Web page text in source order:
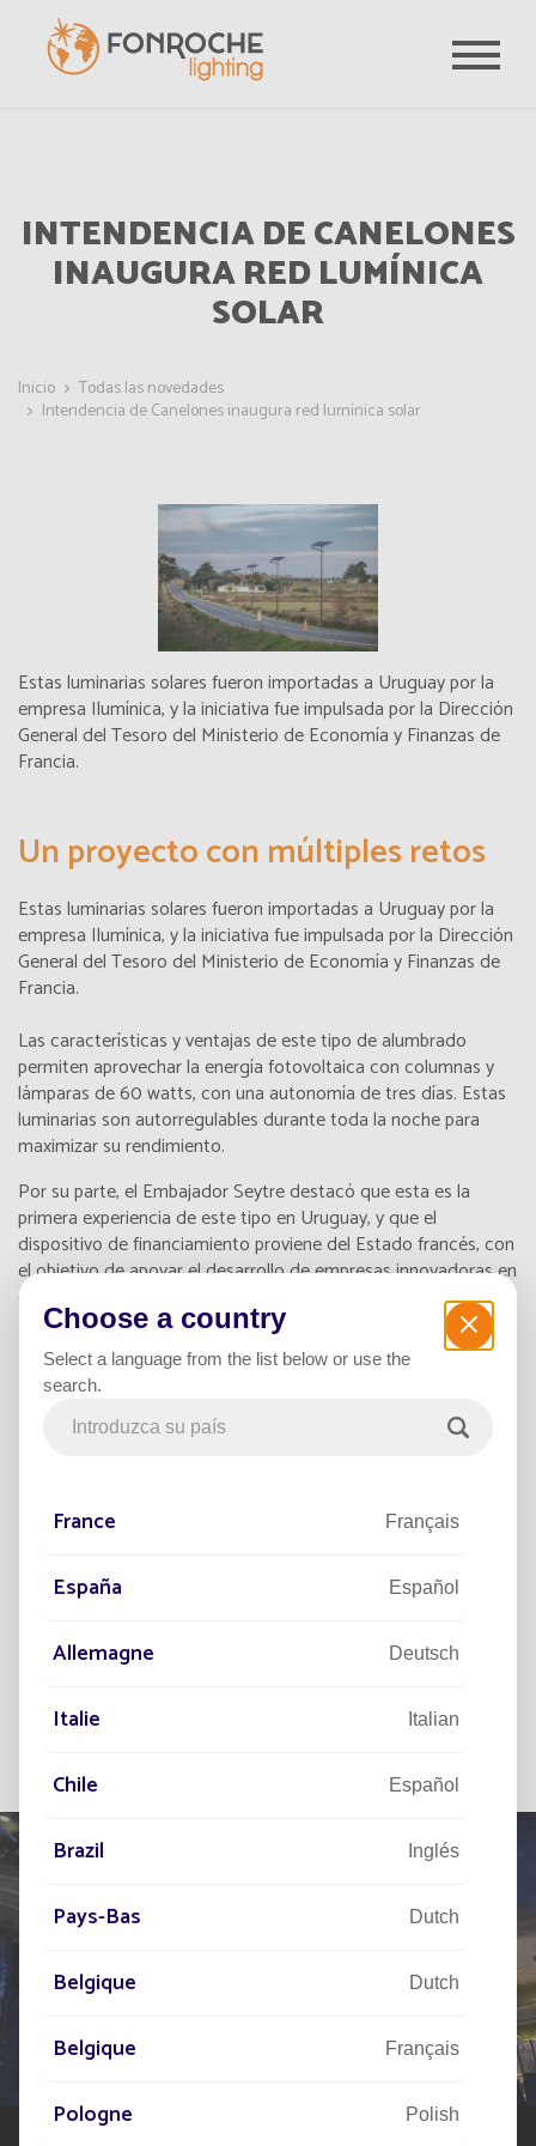
Pasar al contenido principal
INTENDENCIA DE CANELONES
INAUGURA RED LUMÍNICA
SOLAR
Inicio
Todas las novedades
Intendencia de Canelones inaugura red lumínica solar
Estas luminarias solares fueron importadas a Uruguay por la
empresa Ilumínica, y la iniciativa fue impulsada por la Dirección
General del Tesoro del Ministerio de Economía y Finanzas de
Francia.
Un proyecto con múltiples retos
Estas luminarias solares fueron importadas a Uruguay por la
empresa Ilumínica, y la iniciativa fue impulsada por la Dirección
General del Tesoro del Ministerio de Economía y Finanzas de
Francia.
Las características y ventajas de este tipo de alumbrado
permiten aprovechar la energía fotovoltaica con columnas y
lámparas de 60 watts, con una autonomía de tres días. Estas
luminarias son autorregulables durante toda la noche para
maximizar su rendimiento.
Por su parte, el Embajador Seytre destacó que esta es la
primera experiencia de este tipo en Uruguay, y que el
dispositivo de financiamiento proviene del Estado francés, con
el objetivo de apoyar el desarrollo de empresas innovadoras en
el extranjero.
Leer el artículo de grupormultimedio.com
DE SU PROYECTO
Nuestra red de expertos está a su disposición en todo
el mundo para ayudarle en su proyecto de alumbrado
Choose a country
Select a language from the list below or use the
search.
France Français
España Español
Allemagne Deutsch
Italie Italian
Chile Español
Brazil Inglés
Pays-Bas Dutch
Belgique Dutch
Belgique Français
Pologne Polish